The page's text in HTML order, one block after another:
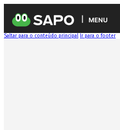
MENU
Saltar para o conteúdo principal Ir para o footer